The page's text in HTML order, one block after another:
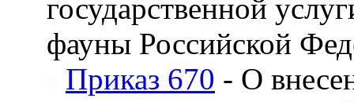
государственной
фауны Российской
Приказ 670 - О